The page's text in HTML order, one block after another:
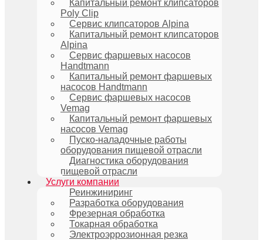
Капитальный ремонт клипсаторов
Poly Clip
Сервис клипсаторов Alpina
Капитальный ремонт клипсаторов
Alpina
Сервис фаршевых насосов
Handtmann
Капитальный ремонт фаршевых
насосов Handtmann
Сервис фаршевых насосов
Vemag
Капитальный ремонт фаршевых
насосов Vemag
Пуско-наладочные работы
оборудования пищевой отрасли
Диагностика оборудования
пищевой отрасли
Услуги компании
Реинжиниринг
Разработка оборудования
Фрезерная обработка
Токарная обработка
Электроэррозионная резка